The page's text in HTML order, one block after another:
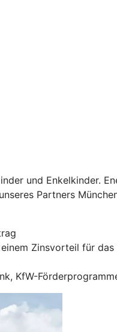
und Enkelkinder.
Partners
Zinsvorteil für das
KfW-